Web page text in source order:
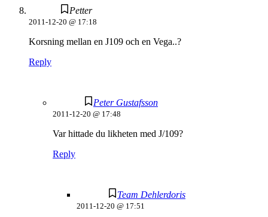
Petter
2011-12-20 @ 17:18
Korsning mellan en J109 och en Vega..?
Reply
Peter Gustafsson
2011-12-20 @ 17:48
Var hittade du likheten med J/109?
Reply
Team Dehlerdoris
2011-12-20 @ 17:51